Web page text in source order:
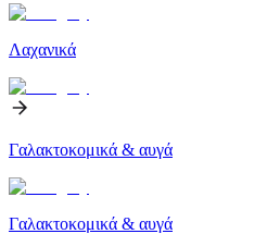
Λαχανικά
Γαλακτοκομικά & αυγά
Γαλακτοκομικά & αυγά